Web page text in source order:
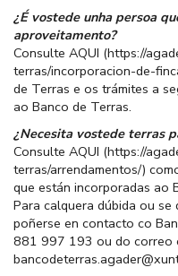
¿É vostede unha persoa
aproveitamento?
Consulte AQUI (https://
terras/incorporacion-de-
de Terras e os trámites a
ao Banco de Terras.
¿Necesita vostede terras
Consulte AQUI (https://
terras/arrendamentos/)
que están incorporadas ao
Para calquera dúbida ou
poñerse en contacto co
881 997 193 ou do correo